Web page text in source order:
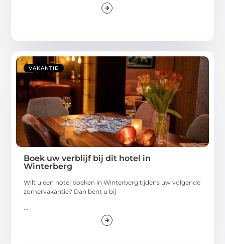
VAKANTIE
Boek uw verblijf bij dit hotel in
Winterberg
Wilt u een hotel boeken in Winterberg tijdens uw volgende
zomervakantie? Dan bent u bij